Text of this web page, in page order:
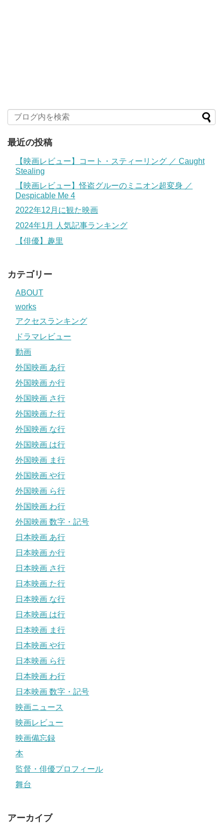
最近の投稿
【映画レビュー】コート・スティーリング ／ Caught
Stealing
【映画レビュー】怪盗グルーのミニオン超変身 ／
Despicable Me 4
2022年12月に観た映画
2024年1月 人気記事ランキング
【俳優】趣里
カテゴリー
ABOUT
works
アクセスランキング
ドラマレビュー
動画
外国映画 あ行
外国映画 か行
外国映画 さ行
外国映画 た行
外国映画 な行
外国映画 は行
外国映画 ま行
外国映画 や行
外国映画 ら行
外国映画 わ行
外国映画 数字・記号
日本映画 あ行
日本映画 か行
日本映画 さ行
日本映画 た行
日本映画 な行
日本映画 は行
日本映画 ま行
日本映画 や行
日本映画 ら行
日本映画 わ行
日本映画 数字・記号
映画ニュース
映画レビュー
映画備忘録
本
監督・俳優プロフィール
舞台
アーカイブ